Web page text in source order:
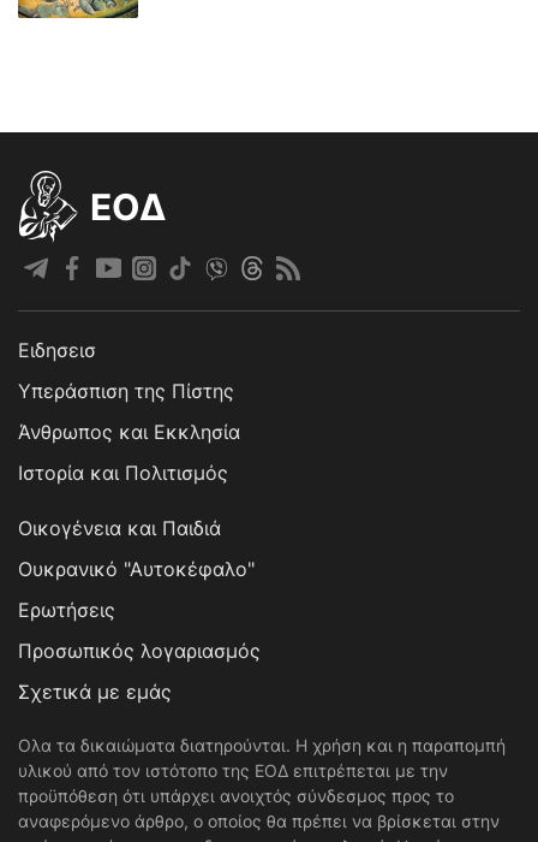
EOΔ
Ειδησεισ
Υπεράσπιση της Πίστης
Άνθρωπος και Εκκλησία
Ιστορία και Πολιτισμός
Οικογένεια και Παιδιά
Ουκρανικό "Αυτοκέφαλο"
Ερωτήσεις
Προσωπικός λογαριασμός
Σχετικά με εμάς
Ολα τα δικαιώματα διατηρούνται. Η χρήση και η παραπομπή
υλικού από τον ιστότοπο της ΕΟΔ επιτρέπεται με την
προϋπόθεση ότι υπάρχει ανοιχτός σύνδεσμος προς το
αναφερόμενο άρθρο, ο οποίος θα πρέπει να βρίσκεται στην